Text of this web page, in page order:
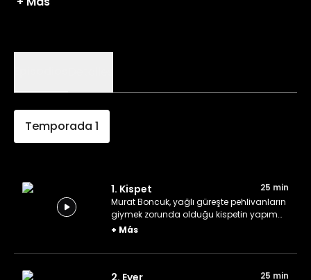
Temporada 1
1. Kispet
25 min
Murat Boncuk, yağlı güreşte pehlivanların
giymek zorunda olduğu kispetin yapım
aşamalarını anlatıyor.
+ Más
2. Eyer
25 min